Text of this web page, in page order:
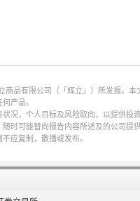
品有限公司（「辉立」）所发报。
产品。
况，个人目标及风险取向，以提供
时可能替向报告内容所述及的公司提
应复制，散播或发布。